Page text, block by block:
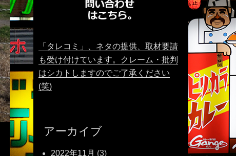
「タレコミ」、ネタの提供、取材要請
も受け付けています。クレーム・批判
はシカトしますのでご了承ください
(笑)
アーカイブ
2022年11月 (3)